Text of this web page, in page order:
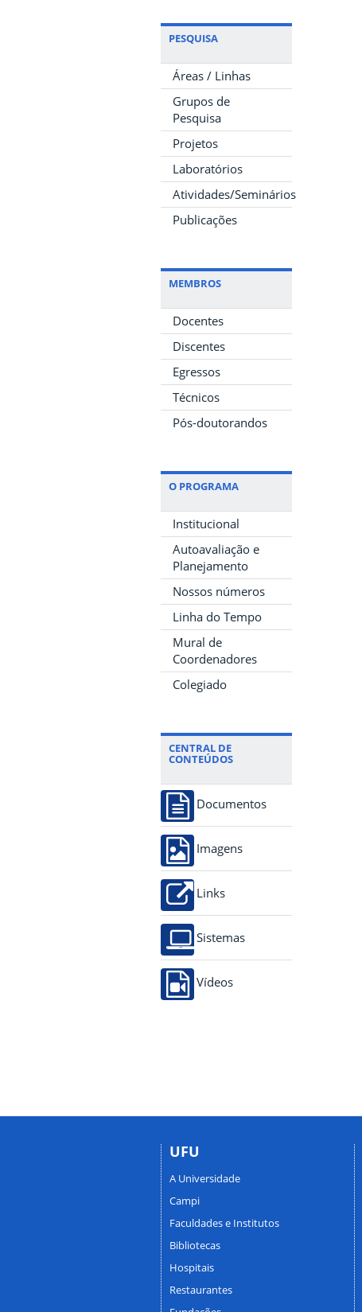
PESQUISA
Áreas / Linhas
Grupos de
Pesquisa
Projetos
Laboratórios
Atividades/Seminários
Publicações
MEMBROS
Docentes
Discentes
Egressos
Técnicos
Pós-doutorandos
O PROGRAMA
Institucional
Autoavaliação e
Planejamento
Nossos números
Linha do Tempo
Mural de
Coordenadores
Colegiado
CENTRAL DE
CONTEÚDOS
Documentos
Imagens
Links
Sistemas
Vídeos
UFU
A Universidade
Campi
Faculdades e Institutos
Bibliotecas
Hospitais
Restaurantes